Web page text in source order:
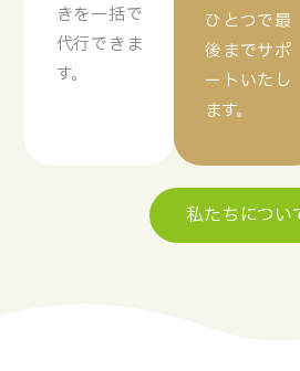
きを一括で
代行できま
す。
ひとつで最
後までサポ
ートいたし
ます。
私たちについ